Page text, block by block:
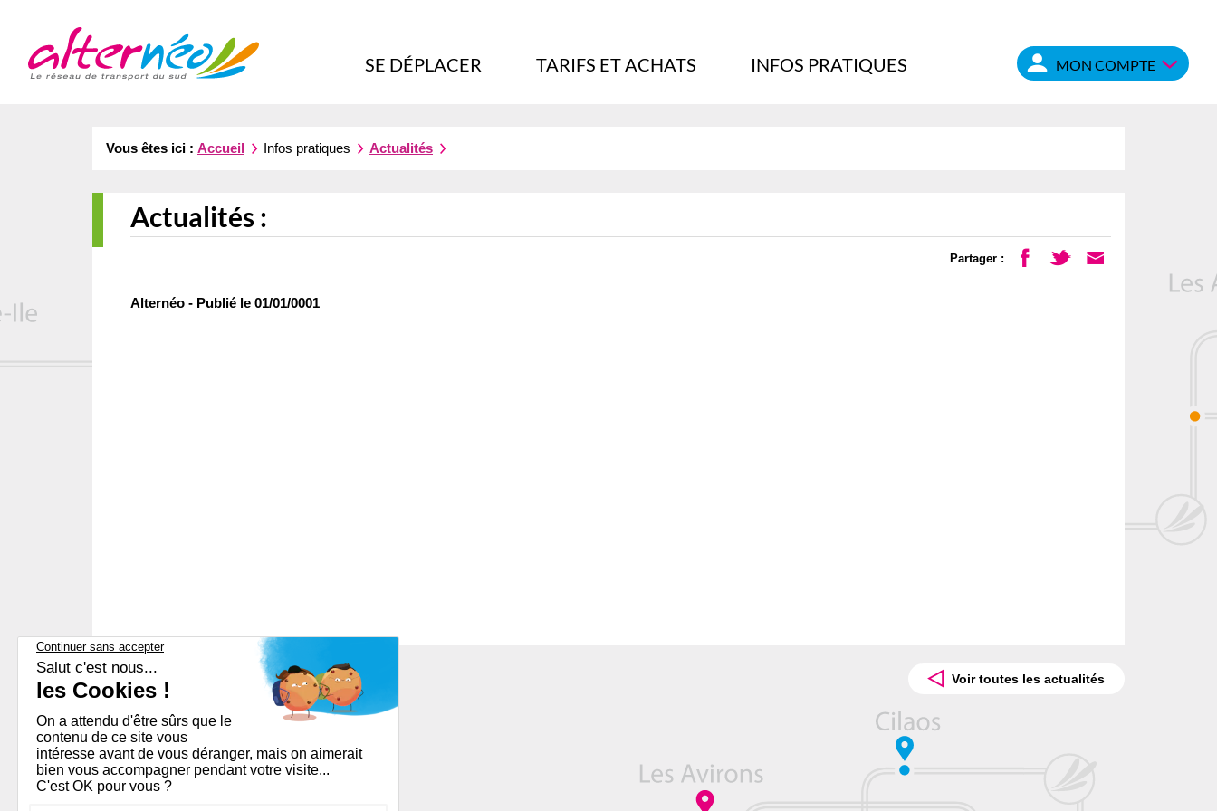
SE DÉPLACER TARIFS ET ACHATS INFOS PRATIQUES MON COMPTE
Vous êtes ici : Accueil Infos pratiques Actualités
Actualités :
Partager :
Alternéo - Publié le 01/01/0001
Voir toutes les actualités